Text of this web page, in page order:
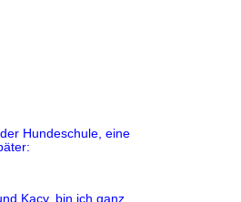
Hundeschule, eine
Kacy, bin ich ganz